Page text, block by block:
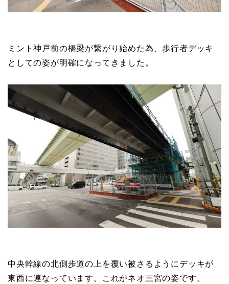
ミント神戸前の橋梁が繋がり始めた為、歩行者デッキ
としての姿が明確になってきました。
中央幹線の北側歩道の上を覆い被さるようにデッキが
東西に連なっています。これがネオ三宮の姿です。